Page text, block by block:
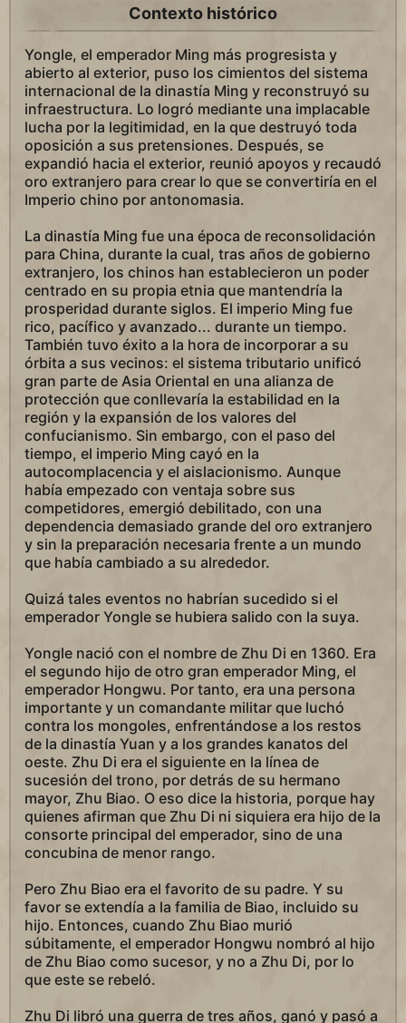
Contexto histórico
Yongle, el emperador Ming más progresista y
abierto al exterior, puso los cimientos del sistema
internacional de la dinastía Ming y reconstruyó su
infraestructura. Lo logró mediante una implacable
lucha por la legitimidad, en la que destruyó toda
oposición a sus pretensiones. Después, se
expandió hacia el exterior, reunió apoyos y recaudó
oro extranjero para crear lo que se convertiría en el
Imperio chino por antonomasia.
La dinastía Ming fue una época de reconsolidación
para China, durante la cual, tras años de gobierno
extranjero, los chinos han establecieron un poder
centrado en su propia etnia que mantendría la
prosperidad durante siglos. El imperio Ming fue
rico, pacífico y avanzado... durante un tiempo.
También tuvo éxito a la hora de incorporar a su
órbita a sus vecinos: el sistema tributario unificó
gran parte de Asia Oriental en una alianza de
protección que conllevaría la estabilidad en la
región y la expansión de los valores del
confucianismo. Sin embargo, con el paso del
tiempo, el imperio Ming cayó en la
autocomplacencia y el aislacionismo. Aunque
había empezado con ventaja sobre sus
competidores, emergió debilitado, con una
dependencia demasiado grande del oro extranjero
y sin la preparación necesaria frente a un mundo
que había cambiado a su alrededor.
Quizá tales eventos no habrían sucedido si el
emperador Yongle se hubiera salido con la suya.
Yongle nació con el nombre de Zhu Di en 1360. Era
el segundo hijo de otro gran emperador Ming, el
emperador Hongwu. Por tanto, era una persona
importante y un comandante militar que luchó
contra los mongoles, enfrentándose a los restos
de la dinastía Yuan y a los grandes kanatos del
oeste. Zhu Di era el siguiente en la línea de
sucesión del trono, por detrás de su hermano
mayor, Zhu Biao. O eso dice la historia, porque hay
quienes afirman que Zhu Di ni siquiera era hijo de la
consorte principal del emperador, sino de una
concubina de menor rango.
Pero Zhu Biao era el favorito de su padre. Y su
favor se extendía a la familia de Biao, incluido su
hijo. Entonces, cuando Zhu Biao murió
súbitamente, el emperador Hongwu nombró al hijo
de Zhu Biao como sucesor, y no a Zhu Di, por lo
que este se rebeló.
Zhu Di libró una guerra de tres años, ganó y pasó a